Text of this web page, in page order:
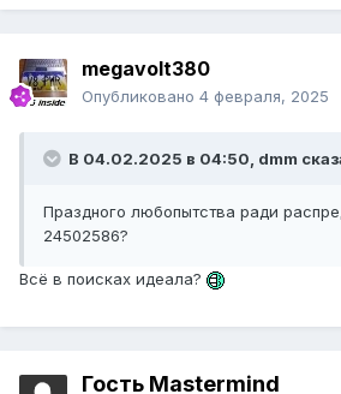
megavolt380
Опубликовано 4 февраля, 2025
В 04.02.2025 в 04:50, dmm
Праздного любопытства ради
24502586?
Всё в поисках идеала?
Гость Mastermind